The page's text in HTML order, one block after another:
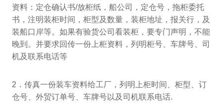
资料：定仓确认书/放柜纸，船公司，定仓号，拖柜委托
书，注明装柜时间，柜型及数量，装柜地址，报关行，及
装船口岸等。如果有验货公司看装柜，要专门声明，不能
晚到。并要求回传一份上柜资料，列明柜号、车牌号、司
机及联系电话等
2．传真一份装车资料给工厂，列明上柜时间、柜型、订
仓号、外贸订单号、车牌号以及司机联系电话.